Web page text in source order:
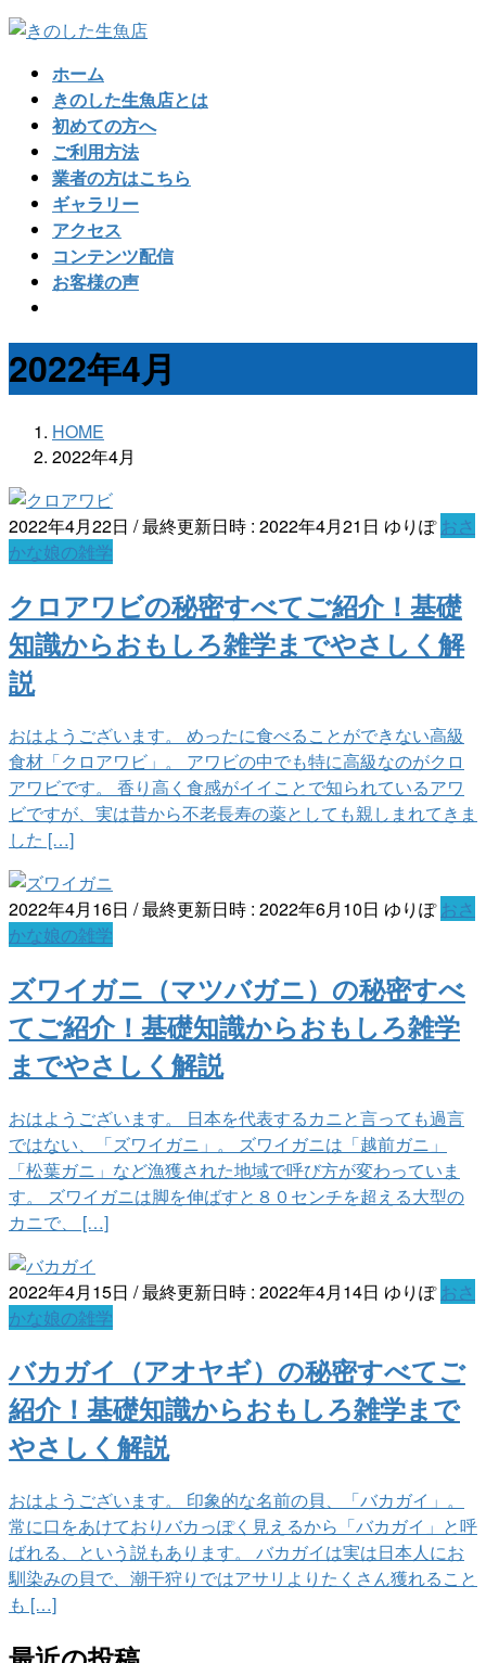
コ
ナ
ホーム
きのした生魚店とは
初めての方へ
ご利用方法
業者の方はこちら
ギャラリー
アクセス
コンテンツ配信
お客様の声
2022年4月
HOME
2022年4月
2022年4月22日 / 最終更新日時 : 2022年4月21日 ゆりぽ おさ
かな娘の雑学
クロアワビの秘密すべてご紹介！基礎
知識からおもしろ雑学までやさしく解
説
おはようございます。 めったに食べることができない高級
食材「クロアワビ」。 アワビの中でも特に高級なのがクロ
アワビです。 香り高く食感がイイことで知られているアワ
ビですが、実は昔から不老長寿の薬としても親しまれてきま
した […]
2022年4月16日 / 最終更新日時 : 2022年6月10日 ゆりぽ おさ
かな娘の雑学
ズワイガニ（マツバガニ）の秘密すべ
てご紹介！基礎知識からおもしろ雑学
までやさしく解説
おはようございます。 日本を代表するカニと言っても過言
ではない、「ズワイガニ」。 ズワイガニは「越前ガニ」
「松葉ガニ」など漁獲された地域で呼び方が変わっていま
す。 ズワイガニは脚を伸ばすと８０センチを超える大型の
カニで、 […]
2022年4月15日 / 最終更新日時 : 2022年4月14日 ゆりぽ おさ
かな娘の雑学
バカガイ（アオヤギ）の秘密すべてご
紹介！基礎知識からおもしろ雑学まで
やさしく解説
おはようございます。 印象的な名前の貝、「バカガイ」。
常に口をあけておりバカっぽく見えるから「バカガイ」と呼
ばれる、という説もあります。 バカガイは実は日本人にお
馴染みの貝で、潮干狩りではアサリよりたくさん獲れること
も […]